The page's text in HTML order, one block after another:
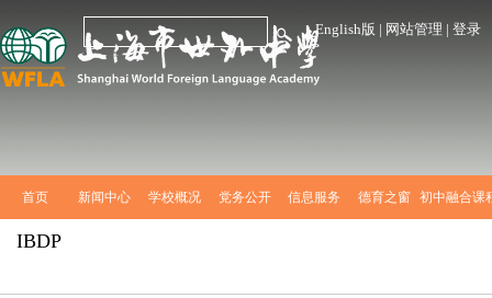
English版 | 网站管理 | 登录
首页 新闻中心 学校概况 党务公开 信息服务 德育之窗 初中融合课
IBDP